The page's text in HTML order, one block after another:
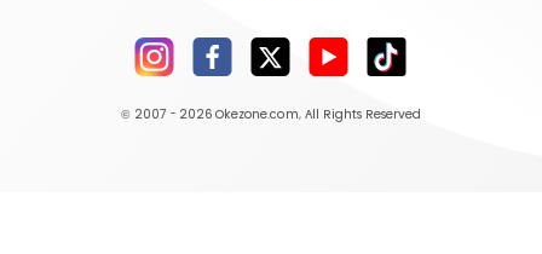
© 2007 - 2026 Okezone.com, All Rights Reserved